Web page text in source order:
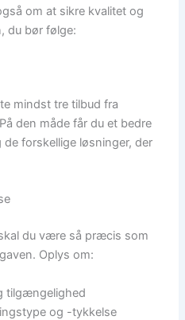
om at sikre kvalitet og
du bør følge:
mindst tre tilbud fra
den måde får du et bedre
forskellige løsninger, der
du være så præcis som
Oplys om:
tilgængelighed
og -tykkelse